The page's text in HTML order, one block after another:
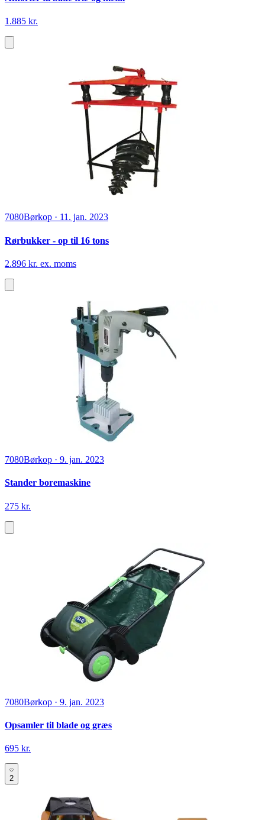
1.885 kr.
7080Børkop · 11. jan. 2023
Rørbukker - op til 16 tons
2.896 kr. ex. moms
7080Børkop · 9. jan. 2023
Stander boremaskine
275 kr.
7080Børkop · 9. jan. 2023
Opsamler til blade og græs
695 kr.
2